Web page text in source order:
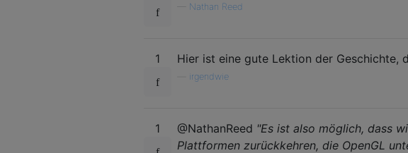
Nathan Reed
1 Hier ist eine gute Lektion der Geschichte,
irgendwie
1 @NathanReed "Es ist also möglich, dass
Plattformen zurückkehren, die OpenGL